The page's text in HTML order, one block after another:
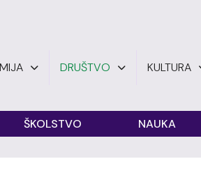
DRUŠTVO KULTURA
ŠKOLSTVO NAUKA